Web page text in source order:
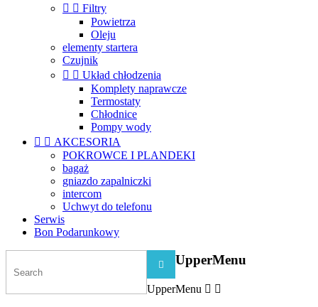
  Filtry
Powietrza
Oleju
elementy startera
Czujnik
  Układ chłodzenia
Komplety naprawcze
Termostaty
Chłodnice
Pompy wody
  AKCESORIA
POKROWCE I PLANDEKI
bagaż
gniazdo zapalniczki
intercom
Uchwyt do telefonu
Serwis
Bon Podarunkowy
 UpperMenu
UpperMenu  